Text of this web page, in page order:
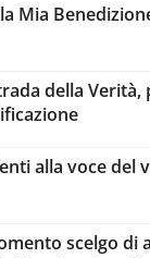
Mia
della Verità,
alla voce del
scelgo di